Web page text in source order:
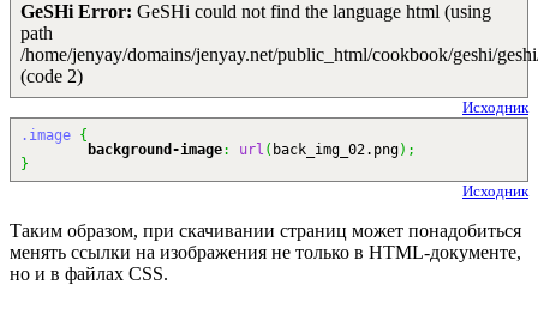
GeSHi Error: GeSHi could not find the language html (using
path
/home/jenyay/domains/jenyay.net/public_html/cookbook/geshi/
(code 2)
Исходник
.image {
background-image: url ( back_img_02.png) ;
}
Исходник
Таким образом, при скачивании страниц может понадобиться
менять ссылки на изображения не только в HTML-документе,
но и в файлах CSS.